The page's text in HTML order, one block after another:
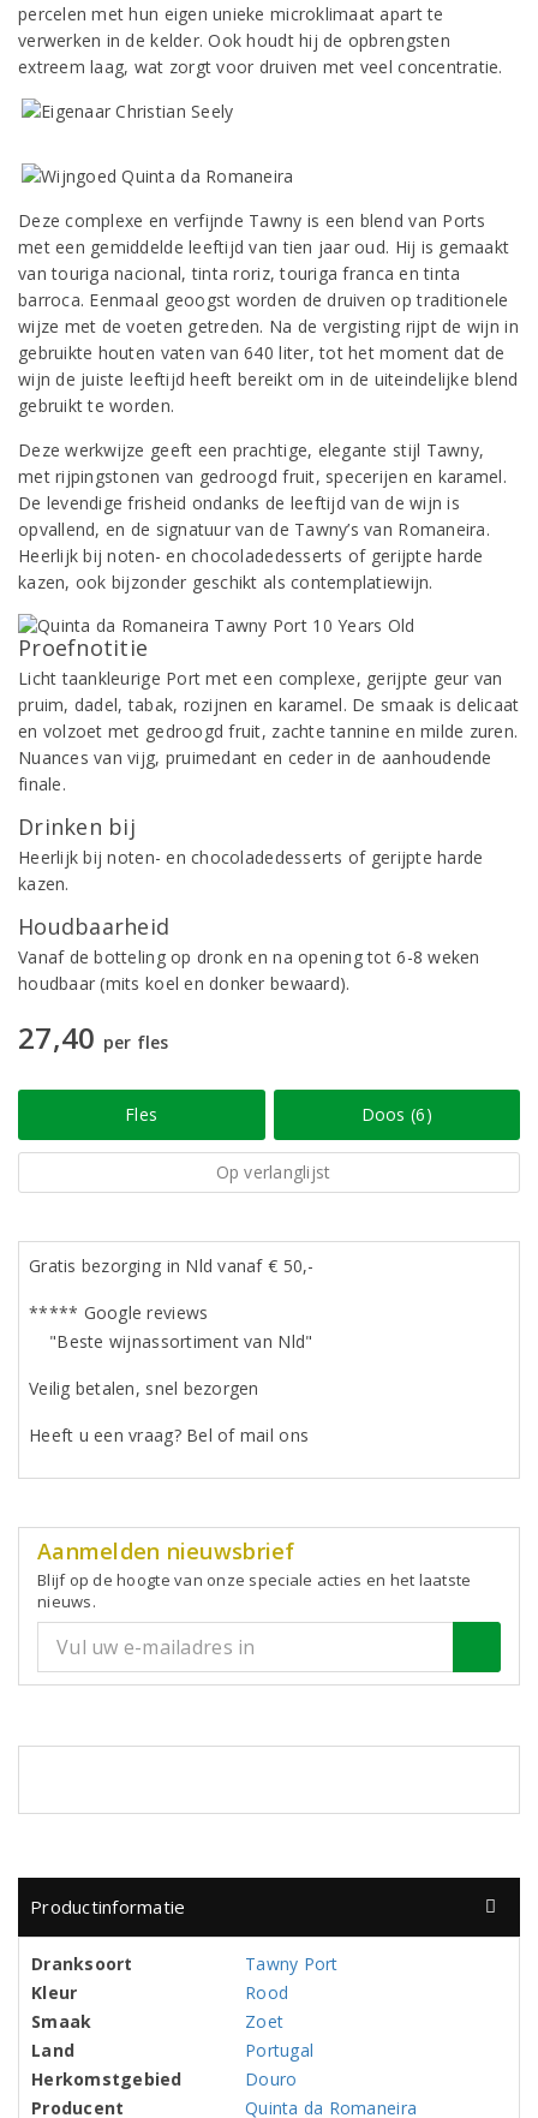
percelen met hun eigen unieke microklimaat apart te
verwerken in de kelder. Ook houdt hij de opbrengsten
extreem laag, wat zorgt voor druiven met veel concentratie.
Deze complexe en verfijnde Tawny is een blend van Ports
met een gemiddelde leeftijd van tien jaar oud. Hij is gemaakt
van touriga nacional, tinta roriz, touriga franca en tinta
barroca. Eenmaal geoogst worden de druiven op traditionele
wijze met de voeten getreden. Na de vergisting rijpt de wijn in
gebruikte houten vaten van 640 liter, tot het moment dat de
wijn de juiste leeftijd heeft bereikt om in de uiteindelijke blend
gebruikt te worden.
Deze werkwijze geeft een prachtige, elegante stijl Tawny,
met rijpingstonen van gedroogd fruit, specerijen en karamel.
De levendige frisheid ondanks de leeftijd van de wijn is
opvallend, en de signatuur van de Tawny’s van Romaneira.
Heerlijk bij noten- en chocoladedesserts of gerijpte harde
kazen, ook bijzonder geschikt als contemplatiewijn.
Proefnotitie
Licht taankleurige Port met een complexe, gerijpte geur van
pruim, dadel, tabak, rozijnen en karamel. De smaak is delicaat
en volzoet met gedroogd fruit, zachte tannine en milde zuren.
Nuances van vijg, pruimedant en ceder in de aanhoudende
finale.
Drinken bij
Heerlijk bij noten- en chocoladedesserts of gerijpte harde
kazen.
Houdbaarheid
Vanaf de botteling op dronk en na opening tot 6-8 weken
houdbaar (mits koel en donker bewaard).
27,40 per fles
Fles Doos (6)
Op verlanglijst
Gratis bezorging in Nld vanaf € 50,-
***** Google reviews
"Beste wijnassortiment van Nld"
Veilig betalen, snel bezorgen
Heeft u een vraag? Bel of mail ons
Aanmelden nieuwsbrief
Blijf op de hoogte van onze speciale acties en het laatste
nieuws.
Productinformatie
Dranksoort
Tawny Port
Kleur
Rood
Smaak
Zoet
Land
Portugal
Herkomstgebied
Douro
Producent
Quinta da Romaneira